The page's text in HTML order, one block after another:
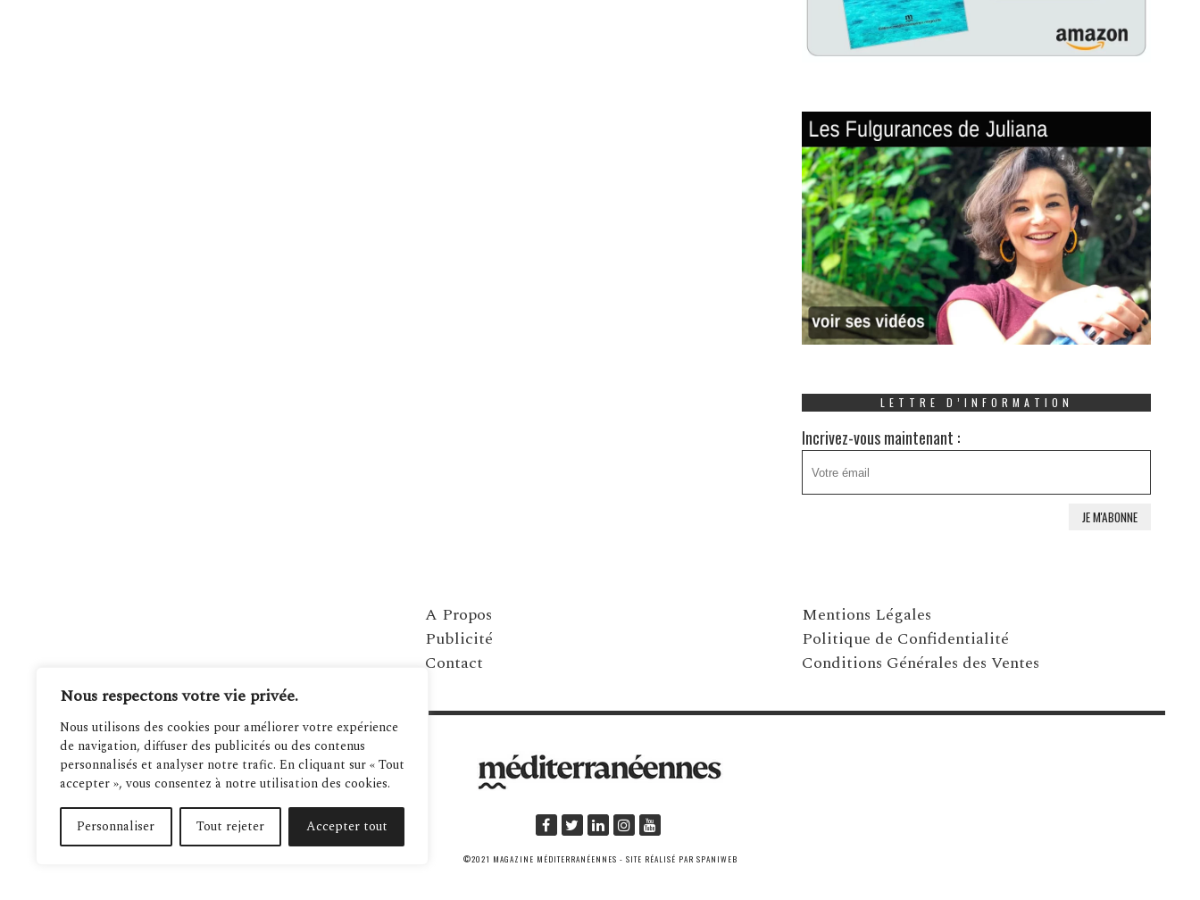
Nous respectons votre vie privée.
Nous utilisons des cookies pour améliorer votre expérience
de navigation, diffuser des publicités ou des contenus
personnalisés et analyser notre trafic. En cliquant sur « Tout
accepter », vous consentez à notre utilisation des cookies.
Personnaliser Tout rejeter Accepter tout
LETTRE D’INFORMATION
Incrivez-vous maintenant :
A Propos
Publicité
Contact
Mentions Légales
Politique de Confidentialité
Conditions Générales des Ventes
©2021 MAGAZINE MÉDITERRANÉENNES - SITE RÉALISÉ PAR SPANIWEB